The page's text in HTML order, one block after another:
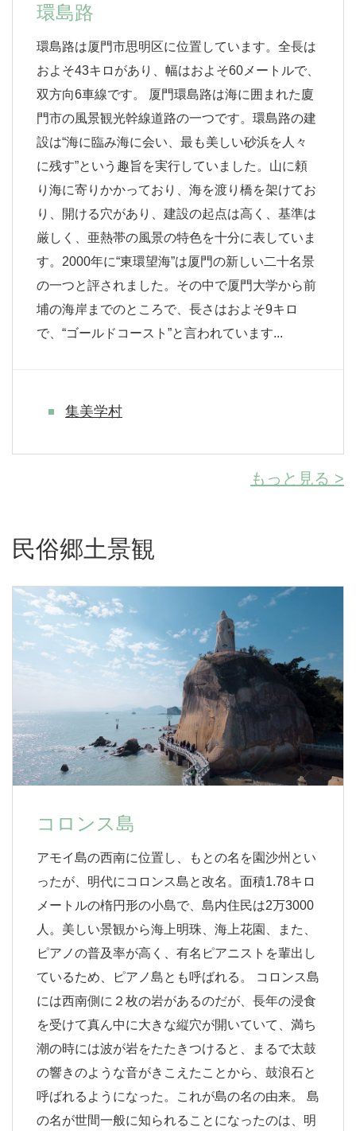
環島路
環島路は厦門市思明区に位置しています。全長は
およそ43キロがあり、幅はおよそ60メートルで、
双方向6車線です。 厦門環島路は海に囲まれた廈
門市の風景観光幹線道路の一つです。環島路の建
設は“海に臨み海に会い、最も美しい砂浜を人々
に残す”という趣旨を実行していました。山に頼
り海に寄りかかっており、海を渡り橋を架けてお
り、開ける穴があり、建設の起点は高く、基準は
厳しく、亜熱帯の風景の特色を十分に表していま
す。2000年に“東環望海”は厦門の新しい二十名景
の一つと評されました。その中で厦門大学から前
埔の海岸までのところで、長さはおよそ9キロ
で、“ゴールドコースト”と言われています...
集美学村
もっと見る >
民俗郷土景観
コロンス島
アモイ島の西南に位置し、もとの名を園沙州とい
ったが、明代にコロンス島と改名。面積1.78キロ
メートルの楕円形の小島で、島内住民は2万3000
人。美しい景観から海上明珠、海上花園、また、
ピアノの普及率が高く、有名ピアニストを輩出し
ているため、ピアノ島とも呼ばれる。 コロンス島
には西南側に２枚の岩があるのだが、長年の浸食
を受けて真ん中に大きな縦穴が開いていて、満ち
潮の時には波が岩をたたきつけると、まるで太鼓
の響きのような音がきこえたことから、鼓浪石と
呼ばれるようになった。これが島の名の由来。 島
の名が世間一般に知られることになったのは、明